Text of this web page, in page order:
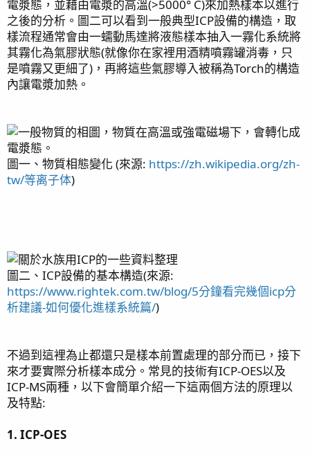
電漿態，並藉由電漿的高溫(>5000° C)來加熱樣本以進行
之後的分析。圖二可以看到一般典型ICP設備的構造，取
樣流程通常會由一蠕動馬達將液態樣本抽入一霧化系統將
其霧化為氣膠狀態(就像你在家裡用酒精噴霧罐消毒，只
是噴霧又更細了)，再將這些氣膠導入被稱為Torch的構造
內讓電漿加熱。
圖一、物質相態變化 (來源: https://zh.wikipedia.org/zh-
tw/等离子体)
圖二、ICP設備的基本構造(來源:
https://www.rightek.com.tw/blog/5分鐘看完幾個icp分
析建議-如何優化進樣系統篇/)
不過到這裡為止都還只是樣本前置處理的部分而已，接下
來才要實際分析樣本成分。常見的技術有ICP-OES以及
ICP-MS兩種，以下會簡單介紹一下這兩個方法的原理以
及特點:
1. ICP-OES